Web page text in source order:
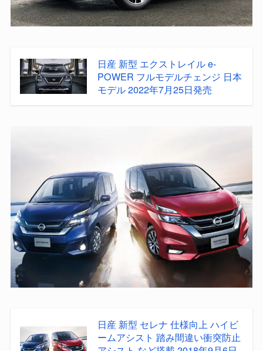
日産 新型 エクストレイル e-
POWER フルモデルチェンジ 日本
モデル 2022年7月25日発売
日産 新型 セレナ 仕様向上 ハイビ
ームアシスト 踏み間違い衝突防止